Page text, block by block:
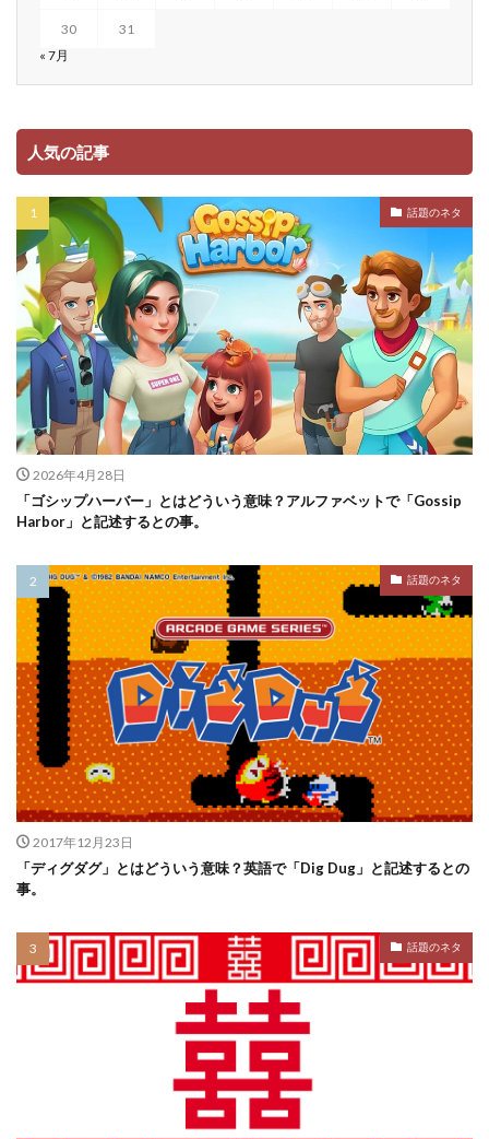
30
31
« 7月
人気の記事
話題のネタ
2026年4月28日
「ゴシップハーバー」とはどういう意味？アルファベットで「Gossip
Harbor」と記述するとの事。
話題のネタ
2017年12月23日
「ディグダグ」とはどういう意味？英語で「Dig Dug」と記述するとの
事。
話題のネタ